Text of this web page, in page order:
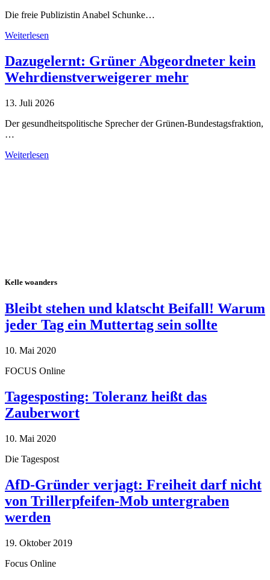
Die freie Publizistin Anabel Schunke…
Weiterlesen
Dazugelernt: Grüner Abgeordneter kein
Wehrdienstverweigerer mehr
13. Juli 2026
Der gesundheitspolitische Sprecher der Grünen-Bundestagsfraktion,
…
Weiterlesen
Kelle woanders
Bleibt stehen und klatscht Beifall! Warum
jeder Tag ein Muttertag sein sollte
10. Mai 2020
FOCUS Online
Tagesposting: Toleranz heißt das
Zauberwort
10. Mai 2020
Die Tagespost
AfD-Gründer verjagt: Freiheit darf nicht
von Trillerpfeifen-Mob untergraben
werden
19. Oktober 2019
Focus Online